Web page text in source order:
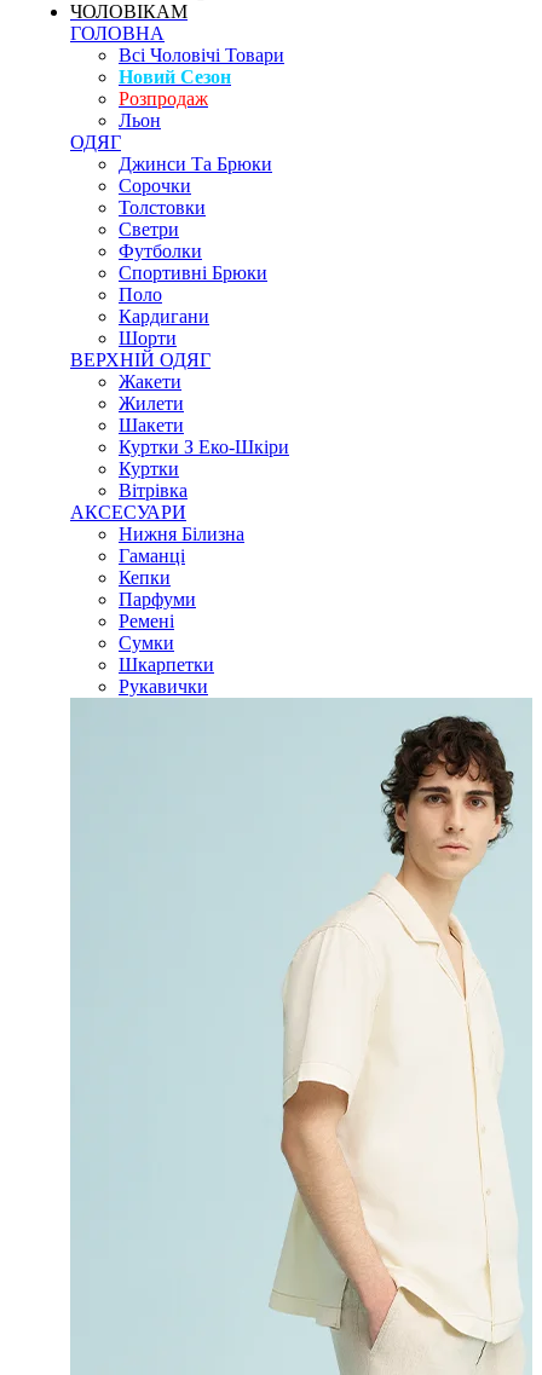
ЧОЛОВІКАМ
ГОЛОВНА
Всі Чоловічі Товари
Новий Сезон
Розпродаж
Льон
ОДЯГ
Джинси Та Брюки
Сорочки
Толстовки
Светри
Футболки
Спортивні Брюки
Поло
Кардигани
Шорти
ВЕРХНІЙ ОДЯГ
Жакети
Жилети
Шакети
Куртки З Еко-Шкіри
Куртки
Вітрівка
АКСЕСУАРИ
Нижня Білизна
Гаманці
Кепки
Парфуми
Ремені
Сумки
Шкарпетки
Рукавички